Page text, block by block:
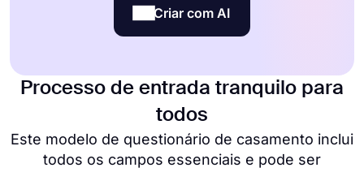
Criar com AI
Processo de entrada tranquilo para
todos
Este modelo de questionário de casamento inclui
todos os campos essenciais e pode ser